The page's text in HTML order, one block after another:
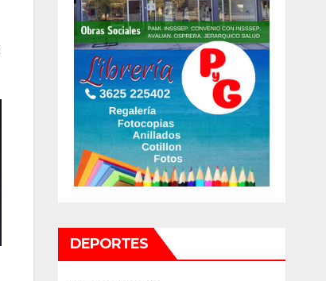
DEPORTES